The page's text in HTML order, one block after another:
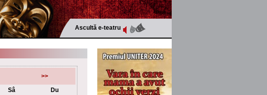
Ascultă e-teatru
>>
Sâ Du